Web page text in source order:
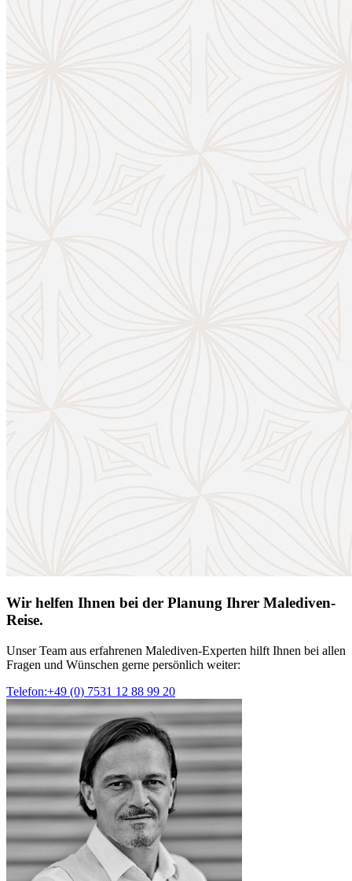
Wir helfen Ihnen bei der Planung Ihrer Malediven-
Reise.
Unser Team aus erfahrenen Malediven-Experten hilft Ihnen bei allen
Fragen und Wünschen gerne persönlich weiter:
Telefon:+49 (0) 7531 12 88 99 20